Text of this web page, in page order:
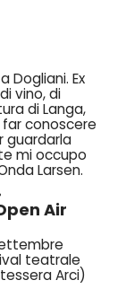
Dogliani. Ex
vino, di
di Langa,
conoscere
guardarla
mi occupo
Larsen.
Air
teatrale
Arci)